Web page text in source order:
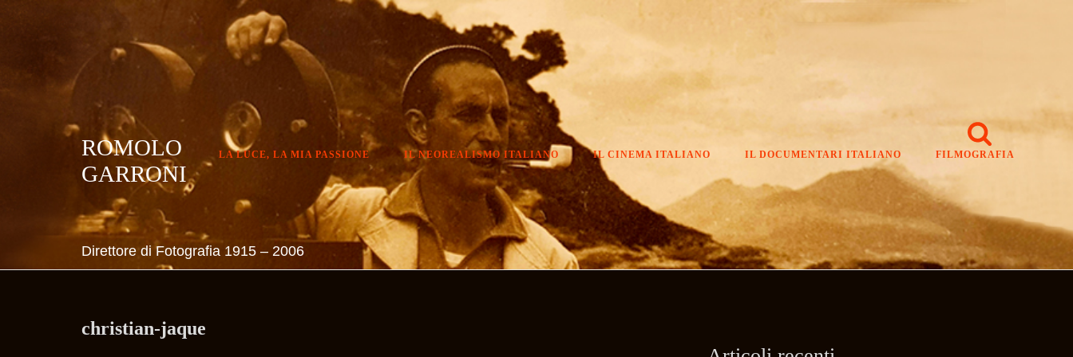
ROMOLO
GARRONI
Direttore di Fotografia 1915 – 2006
LA LUCE, LA MIA PASSIONE IL NEOREALISMO ITALIANO IL CINEMA ITALIANO IL DOCUMENTARI ITALIANO FILMOGRAFIA
christian-jaque